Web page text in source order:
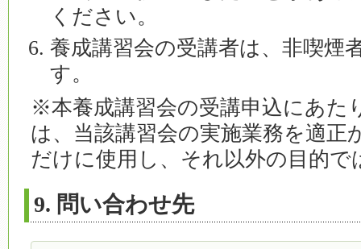
ください。
養成講習会の受講者は、非喫煙
す。
※本養成講習会の受講申込にあた
は、当該講習会の実施業務を適正
だけに使用し、それ以外の目的で
9. 問い合わせ先